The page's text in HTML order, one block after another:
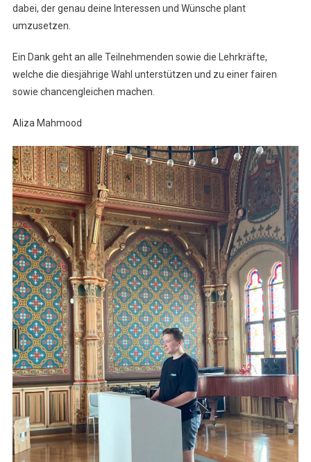
dabei, der genau deine Interessen und Wünsche plant
umzusetzen.
Ein Dank geht an alle Teilnehmenden sowie die Lehrkräfte,
welche die diesjährige Wahl unterstützen und zu einer fairen
sowie chancengleichen machen.
Aliza Mahmood